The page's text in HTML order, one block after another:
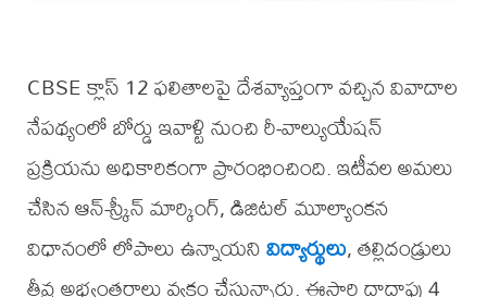
CBSE క్లాస్‌ 12 ఫలితాలపై దేశవ్యాప్తంగా వచ్చిన వివాదాల
నేపథ్యంలో బోర్డు ఇవాళ్టి నుంచి రీ-వాల్యుయేషన్‌
ప్రక్రియను అధికారికంగా ప్రారంభించింది. ఇటీవల అమలు
చేసిన ఆన్-స్క్రీన్ మార్కింగ్, డిజిటల్ మూల్యాంకన
విధానంలో లోపాలు ఉన్నాయనివిద్యార్థులు, తల్లిదండ్రులు
తీవ్ర అభ్యంతరాలు వ్యక్తం చేస్తున్నారు. ఈసారి దాదాపు 4